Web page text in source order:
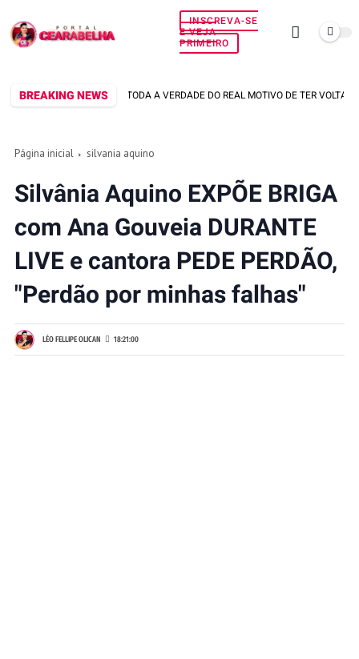
INSCREVA-SE
E VEJA
PRIMEIRO
BREAKING NEWS
VIANA SOLTA TODA A VERDADE DO REAL MOTIVO DE TER VOLTADO PRA
Página inicial silvania aquino
Silvânia Aquino EXPÕE BRIGA
com Ana Gouveia DURANTE
LIVE e cantora PEDE PERDÃO,
"Perdão por minhas falhas"
LÉO FELLIPE OLICAN 18:21:00